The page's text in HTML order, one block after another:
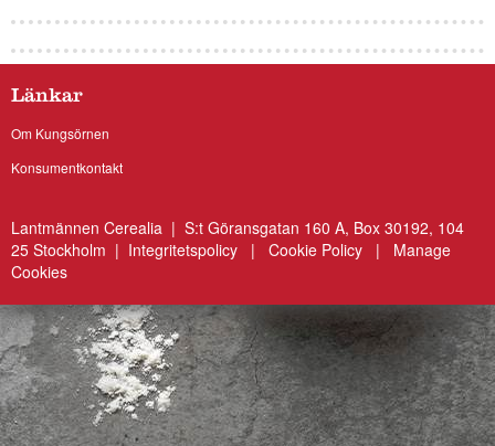
Länkar
Om Kungsörnen
Konsumentkontakt
Lantmännen Cerealia | S:t Göransgatan 160 A, Box 30192, 104
25 Stockholm | Integritetspolicy | Cookie Policy | Manage
Cookies